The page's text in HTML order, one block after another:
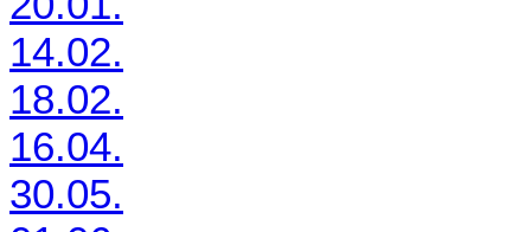
14.02.
18.02.
16.04.
30.05.